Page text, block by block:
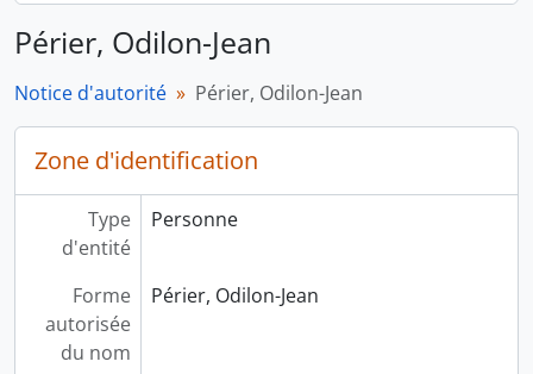
Périer, Odilon-Jean
Notice d'autorité Périer, Odilon-Jean
Zone d'identification
Type
d'entité
Personne
Forme
autorisée
du nom
Périer, Odilon-Jean